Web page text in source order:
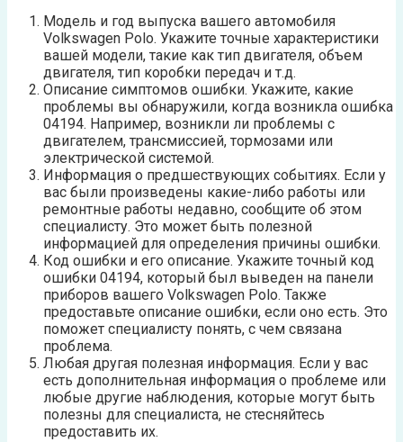
Модель и год выпуска вашего автомобиля
Volkswagen Polo. Укажите точные характеристики
вашей модели, такие как тип двигателя, объем
двигателя, тип коробки передач и т.д.
Описание симптомов ошибки. Укажите, какие
проблемы вы обнаружили, когда возникла ошибка
04194. Например, возникли ли проблемы с
двигателем, трансмиссией, тормозами или
электрической системой.
Информация о предшествующих событиях. Если у
вас были произведены какие-либо работы или
ремонтные работы недавно, сообщите об этом
специалисту. Это может быть полезной
информацией для определения причины ошибки.
Код ошибки и его описание. Укажите точный код
ошибки 04194, который был выведен на панели
приборов вашего Volkswagen Polo. Также
предоставьте описание ошибки, если оно есть. Это
поможет специалисту понять, с чем связана
проблема.
Любая другая полезная информация. Если у вас
есть дополнительная информация о проблеме или
любые другие наблюдения, которые могут быть
полезны для специалиста, не стесняйтесь
предоставить их.